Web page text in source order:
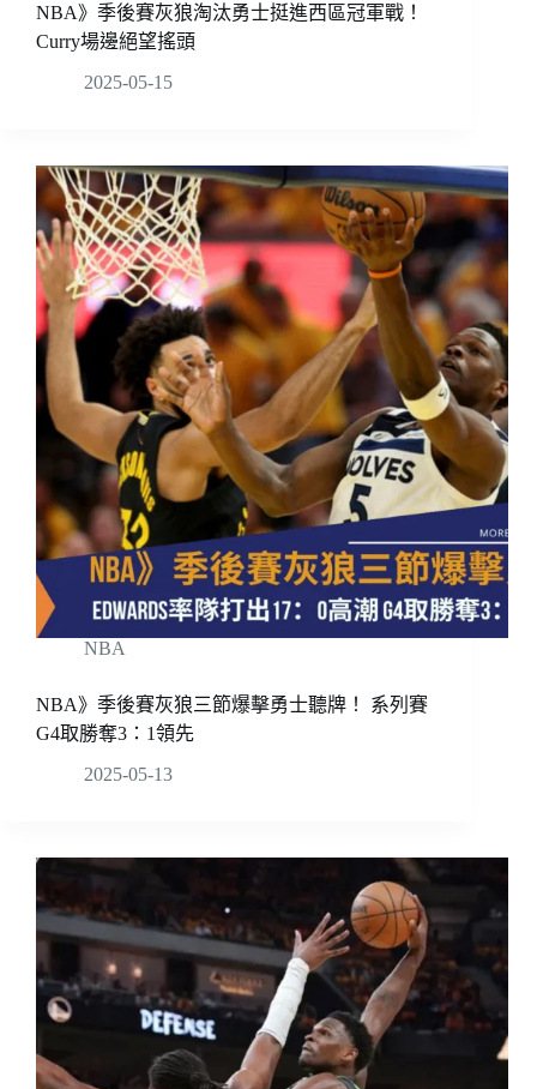
NBA》季後賽灰狼淘汰勇士挺進西區冠軍戰！
Curry場邊絕望搖頭
2025-05-15
NBA
NBA》季後賽灰狼三節爆擊勇士聽牌！ 系列賽
G4取勝奪3：1領先
2025-05-13